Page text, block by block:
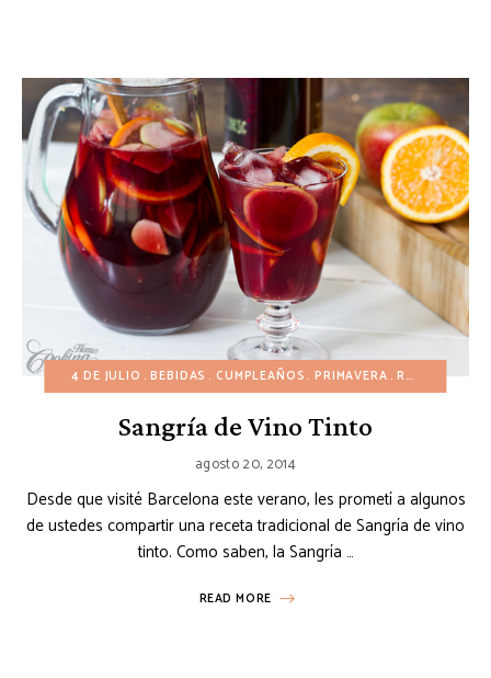
4 DE JULIO BEBIDAS CUMPLEAÑOS PRIMAVERA RECETAS ESPAÑOLAS
Sangría de Vino Tinto
agosto 20, 2014
Desde que visité Barcelona este verano, les prometí a algunos
de ustedes compartir una receta tradicional de Sangría de vino
tinto. Como saben, la Sangría …
READ MORE